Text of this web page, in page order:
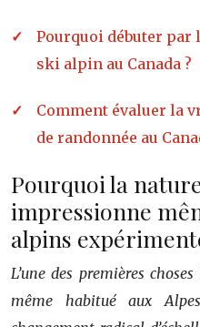
Pourquoi débuter par
ski alpin au Canada ?
Comment évaluer la
de randonnée au
Pourquoi la
impressionne
alpins
L’une des premières
même habitué aux